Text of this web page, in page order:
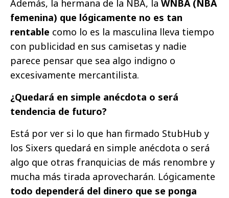
Además, la hermana de la NBA, la WNBA (NBA
femenina) que lógicamente no es tan
rentable como lo es la masculina lleva tiempo
con publicidad en sus camisetas y nadie
parece pensar que sea algo indigno o
excesivamente mercantilista.
¿Quedará en simple anécdota o será
tendencia de futuro?
Está por ver si lo que han firmado StubHub y
los Sixers quedará en simple anécdota o será
algo que otras franquicias de más renombre y
mucha más tirada aprovecharán. Lógicamente
todo dependerá del dinero que se ponga